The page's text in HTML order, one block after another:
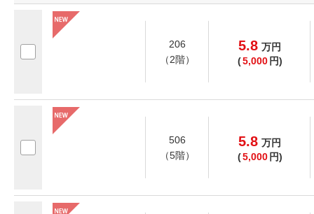
206
（2階）
5.8 万円
(5,000 円)
506
（5階）
5.8 万円
(5,000 円)